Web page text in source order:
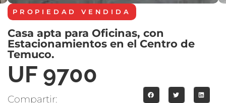
PROPIEDADVENDIDA
Casa apta para Oficinas, con
Estacionamientos en el Centro de
Temuco.
UF 9700
Compartir: